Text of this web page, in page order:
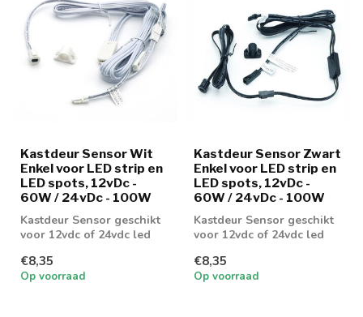
Kastdeur Sensor Wit
Enkel voor LED strip en
LED spots, 12vDc -
60W / 24vDc - 100W
Kastdeur Sensor geschikt
voor 12vdc of 24vdc led
€8,35
Op voorraad
Kastdeur Sensor Zwart
Enkel voor LED strip en
LED spots, 12vDc -
60W / 24vDc - 100W
Kastdeur Sensor geschikt
voor 12vdc of 24vdc led
€8,35
Op voorraad